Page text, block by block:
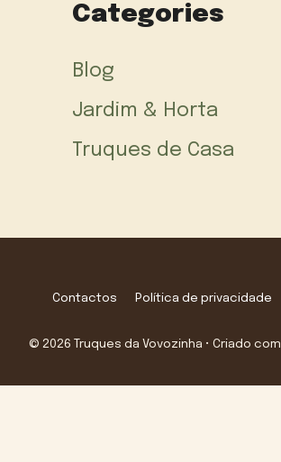
Categories
Blog
Jardim & Horta
Truques de Casa
Contactos Política de privacidade
© 2026 Truques da Vovozinha • Criado com